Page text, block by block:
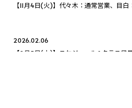
【11月4日(火)】代々木：通常営業、目
2026.02.06
【2月5日(木)】スケジュール&クラス風景